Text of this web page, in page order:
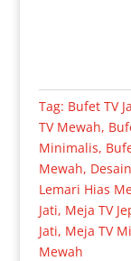
Tag: Bufet TV
TV Mewah,
Minimalis,
Mewah,
Lemari Hias
Jati, Meja TV
Jati, Meja TV
Mewah